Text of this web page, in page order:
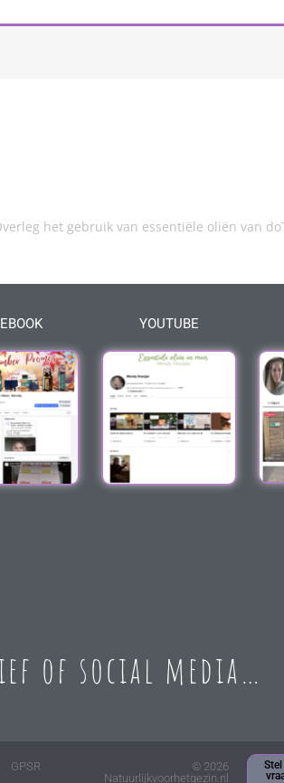
het gebruik van essentiële oliën van
YOUTUBE
of social media…
GPSR
© 2026
Natuurlijkvoorhetgezin.nl